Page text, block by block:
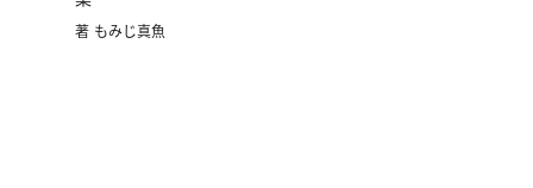
著 もみじ真魚